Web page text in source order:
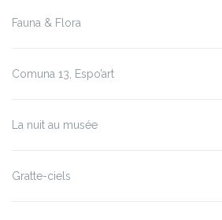
Fauna & Flora
Comuna 13, Espo’art
La nuit au musée
Gratte-ciels